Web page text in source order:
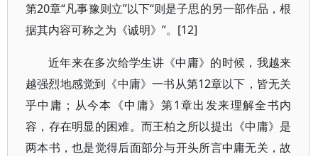
第20章“凡事豫则立”以下“则是子思的另一部作品，根
据其内容可称之为《诚明》”。[12]
近年来在多次给学生讲《中庸》的时候，我越来
越强烈地感觉到《中庸》一书从第12章以下，皆无关
乎中庸；从今本《中庸》第1章出发来理解全书内
容，存在明显的困难。而王柏之所以提出《中庸》是
两本书，也是觉得后面部分与开头所言中庸无关，故